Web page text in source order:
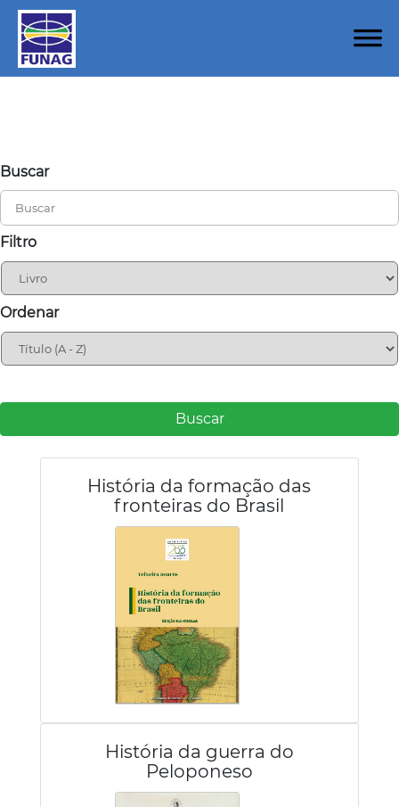
Buscar
Filtro
Ordenar
Buscar
História da formação das
fronteiras do Brasil
História da guerra do
Peloponeso